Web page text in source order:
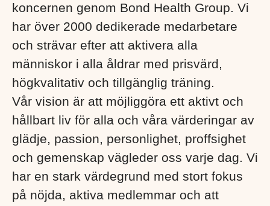
koncernen genom Bond Health Group. Vi
har över 2000 dedikerade medarbetare
och strävar efter att aktivera alla
människor i alla åldrar med prisvärd,
högkvalitativ och tillgänglig träning.
Vår vision är att möjliggöra ett aktivt och
hållbart liv för alla och våra värderingar av
glädje, passion, personlighet, proffsighet
och gemenskap vägleder oss varje dag. Vi
har en stark värdegrund med stort fokus
på nöjda, aktiva medlemmar och att